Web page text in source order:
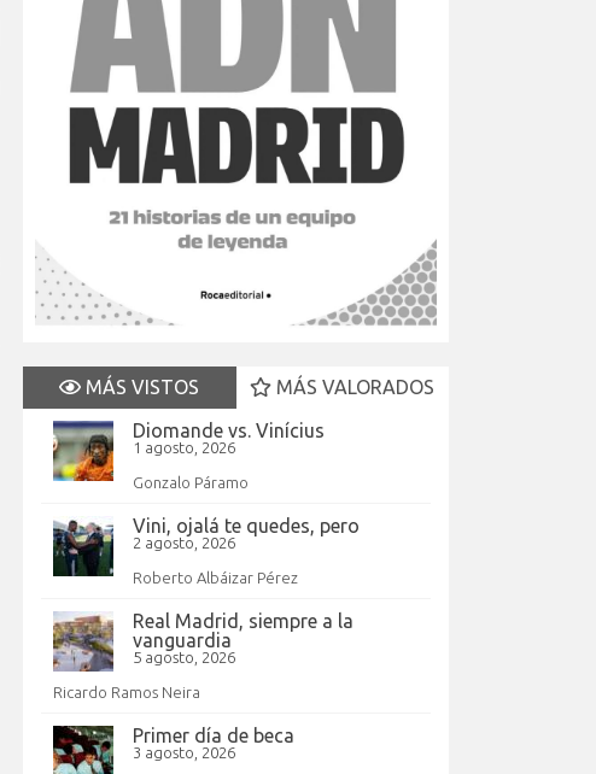
MÁS VISTOS
MÁS VALORADOS
Diomande vs. Vinícius
1 agosto, 2026
Gonzalo Páramo
Vini, ojalá te quedes, pero
2 agosto, 2026
Roberto Albáizar Pérez
Real Madrid, siempre a la
vanguardia
5 agosto, 2026
Ricardo Ramos Neira
Primer día de beca
3 agosto, 2026